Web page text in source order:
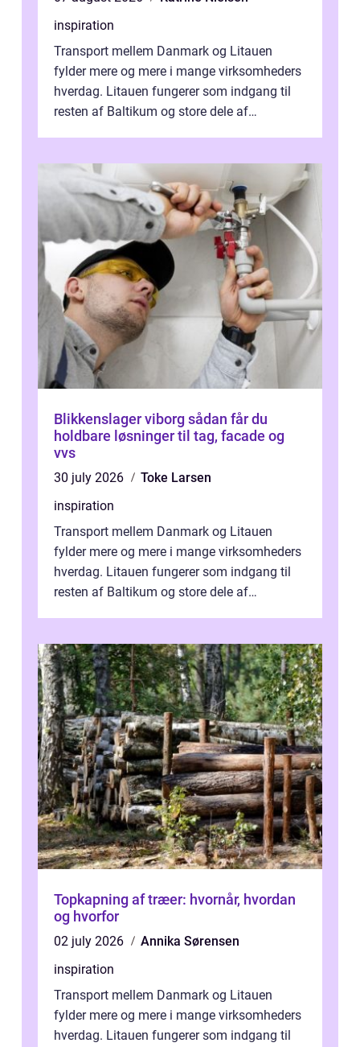
inspiration
Transport mellem Danmark og Litauen
fylder mere og mere i mange virksomheders
hverdag. Litauen fungerer som indgang til
resten af Baltikum og store dele af
Blikkenslager viborg sådan får du
holdbare løsninger til tag, facade og
vvs
30 july 2026
Toke Larsen
inspiration
Transport mellem Danmark og Litauen
fylder mere og mere i mange virksomheders
hverdag. Litauen fungerer som indgang til
resten af Baltikum og store dele af
Topkapning af træer: hvornår, hvordan
og hvorfor
02 july 2026
Annika Sørensen
inspiration
Transport mellem Danmark og Litauen
fylder mere og mere i mange virksomheders
hverdag. Litauen fungerer som indgang til